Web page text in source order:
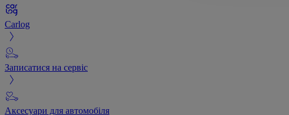
Carlog
Записатися на сервіс
Аксесуари для автомобіля